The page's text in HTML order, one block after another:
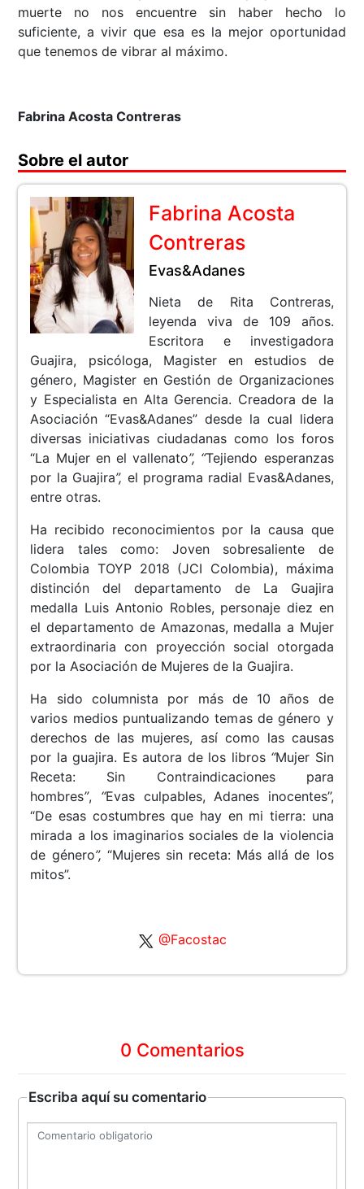
muerte no nos encuentre sin haber hecho lo
suficiente, a vivir que esa es la mejor oportunidad
que tenemos de vibrar al máximo.
Fabrina Acosta Contreras
Sobre el autor
Fabrina Acosta
Contreras
Evas&Adanes
Nieta de Rita Contreras,
leyenda viva de 109 años.
Escritora e investigadora
Guajira, psicóloga, Magister en estudios de
género, Magister en Gestión de Organizaciones
y Especialista en Alta Gerencia. Creadora de la
Asociación “Evas&Adanes” desde la cual lidera
diversas iniciativas ciudadanas como los foros
“La Mujer en el vallenato”, “Tejiendo esperanzas
por la Guajira”, el programa radial Evas&Adanes,
entre otras.
Ha recibido reconocimientos por la causa que
lidera tales como: Joven sobresaliente de
Colombia TOYP 2018 (JCI Colombia), máxima
distinción del departamento de La Guajira
medalla Luis Antonio Robles, personaje diez en
el departamento de Amazonas, medalla a Mujer
extraordinaria con proyección social otorgada
por la Asociación de Mujeres de la Guajira.
Ha sido columnista por más de 10 años de
varios medios puntualizando temas de género y
derechos de las mujeres, así como las causas
por la guajira. Es autora de los libros “Mujer Sin
Receta: Sin Contraindicaciones para
hombres”, “Evas culpables, Adanes inocentes”,
“De esas costumbres que hay en mi tierra: una
mirada a los imaginarios sociales de la violencia
de género”, “Mujeres sin receta: Más allá de los
mitos”.
@Facostac
0 Comentarios
Escriba aquí su comentario